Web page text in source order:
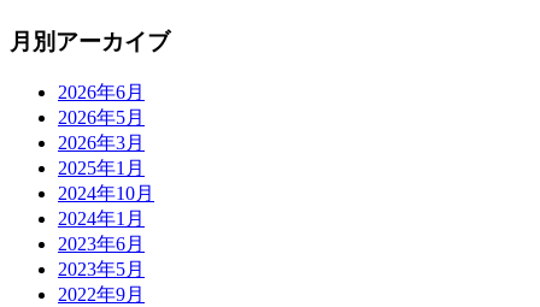
月別アーカイブ
2026年6月
2026年5月
2026年3月
2025年1月
2024年10月
2024年1月
2023年6月
2023年5月
2022年9月